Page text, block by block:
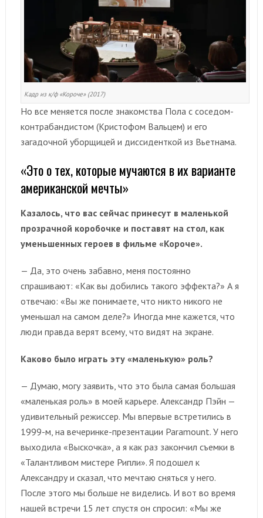
Кадр из к/ф «Короче» (2017)
Но все меняется после знакомства Пола с соседом-
контрабандистом (Кристофом Вальцем) и его
загадочной уборщицей и диссиденткой из Вьетнама.
«Это о тех, которые мучаются в их варианте
американской мечты»
Казалось, что вас сейчас принесут в маленькой
прозрачной коробочке и поставят на стол, как
уменьшенных героев в фильме «Короче».
— Да, это очень забавно, меня постоянно
спрашивают: «Как вы добились такого эффекта?» А я
отвечаю: «Вы же понимаете, что никто никого не
уменьшал на самом деле?» Иногда мне кажется, что
люди правда верят всему, что видят на экране.
Каково было играть эту «маленькую» роль?
— Думаю, могу заявить, что это была самая большая
«маленькая роль» в моей карьере. Александр Пэйн —
удивительный режиссер. Мы впервые встретились в
1999-м, на вечеринке-презентации Paramount. У него
выходила «Выскочка», а я как раз закончил съемки в
«Талантливом мистере Рипли». Я подошел к
Александру и сказал, что мечтаю сняться у него.
После этого мы больше не виделись. И вот во время
нашей встречи 15 лет спустя он спросил: «Мы же